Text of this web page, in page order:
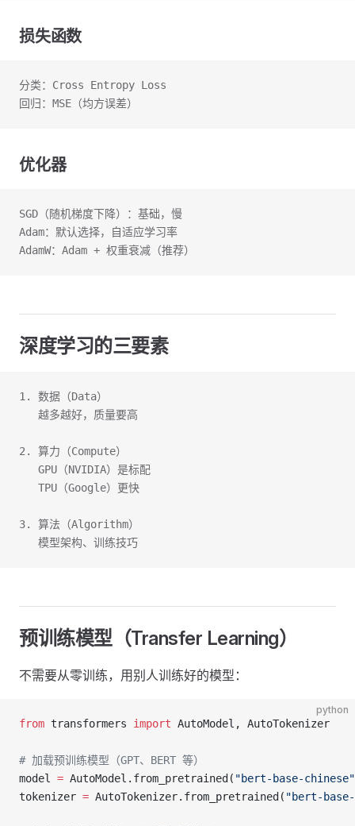
损失函数
分类：Cross Entropy Loss
回归：MSE（均方误差）
优化器
SGD（随机梯度下降）：基础，慢
Adam：默认选择，自适应学习率
AdamW：Adam + 权重衰减（推荐）
深度学习的三要素
1. 数据（Data）
   越多越好，质量要高
2. 算力（Compute）
   GPU（NVIDIA）是标配
   TPU（Google）更快
3. 算法（Algorithm）
   模型架构、训练技巧
预训练模型（Transfer Learning）
不需要从零训练，用别人训练好的模型：
python
from transformers import AutoModel, AutoTokenizer
# 加载预训练模型（GPT、BERT 等）
model = AutoModel.from_pretrained( "bert-base-chinese"
tokenizer = AutoTokenizer.from_pretrained( "bert-